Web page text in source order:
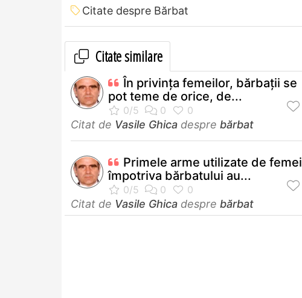
Citate despre Bărbat
Citate similare
În privința femeilor, bărbații se
pot teme de orice, de...
Citat de Vasile Ghica despre bărbat
Primele arme utilizate de femei
împotriva bărbatului au...
Citat de Vasile Ghica despre bărbat